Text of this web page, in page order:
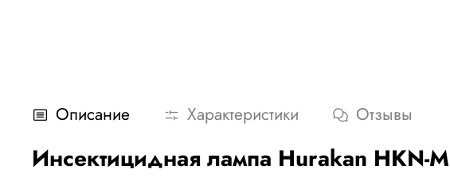
Описание Характеристики Отзывы
Инсектицидная лампа Hurakan HKN-